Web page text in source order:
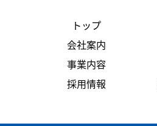
トップ
会社案内
事業内容
採用情報